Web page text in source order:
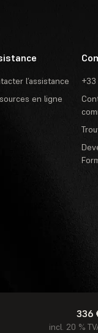
336
incl. 20 %
l’assistance
en ligne
+33
· Concours